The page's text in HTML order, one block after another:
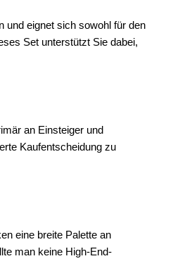
und eignet sich sowohl für den
Set unterstützt Sie dabei,
an Einsteiger und
Kaufentscheidung zu
eine breite Palette an
man keine High-End-